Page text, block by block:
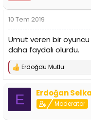
10 Tem 2019
Umut veren bir oyuncu
daha faydalı olurdu.
T
p
l
Erdoğdu Mutlu
E Erdoğan
Moderator